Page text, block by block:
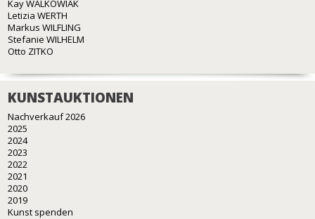
Kay WALKOWIAK
Letizia WERTH
Markus WILFLING
Stefanie WILHELM
Otto ZITKO
KUNSTAUKTIONEN
Nachverkauf 2026
2025
2024
2023
2022
2021
2020
2019
Kunst spenden